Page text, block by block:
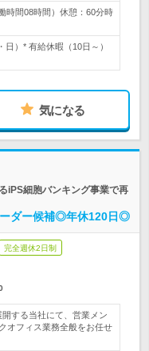
時間08時間）休憩：60分時
日）* 有給休暇（10日～）
気になる
iPS細胞バンキング事業で再
ーダー候補◎年休120日◎
完全週休2日制
する当社にて、営業メン
オフィス業務全般をお任せ